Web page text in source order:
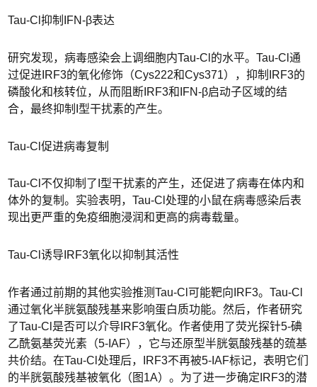
Tau-Cl抑制IFN-β表达
研究发现，病毒感染会上调细胞内Tau-Cl的水平。Tau-Cl通
过促进IRF3的氧化修饰（Cys222和Cys371），抑制IRF3的
磷酸化和核转位，从而阻断IRF3和IFN-β启动子区域的结
合，最终抑制I型干扰素的产生。
Tau-Cl促进病毒复制
Tau-Cl不仅抑制了I型干扰素的产生，还促进了病毒在体内和
体外的复制。实验表明，Tau-Cl处理的小鼠在病毒感染后表
现出更严重的免疫细胞浸润和更高的病毒载量。
Tau-Cl诱导IRF3氧化以抑制其活性
作者通过前期的其他实验推测Tau-Cl可能靶向IRF3。Tau-Cl
通过氧化半胱氨酸残基来影响蛋白质功能。然后，作者研究
了Tau-Cl是否可以介导IRF3氧化。作者使用了荧光探针5-碘
乙酰氨基荧光素（5-IAF），它与还原型半胱氨酸残基的巯基
共价结。在Tau-Cl处理后，IRF3不再被5-IAF标记，表明它们
的半胱氨酸残基被氧化（图1A）。为了进一步确定IRF3的潜